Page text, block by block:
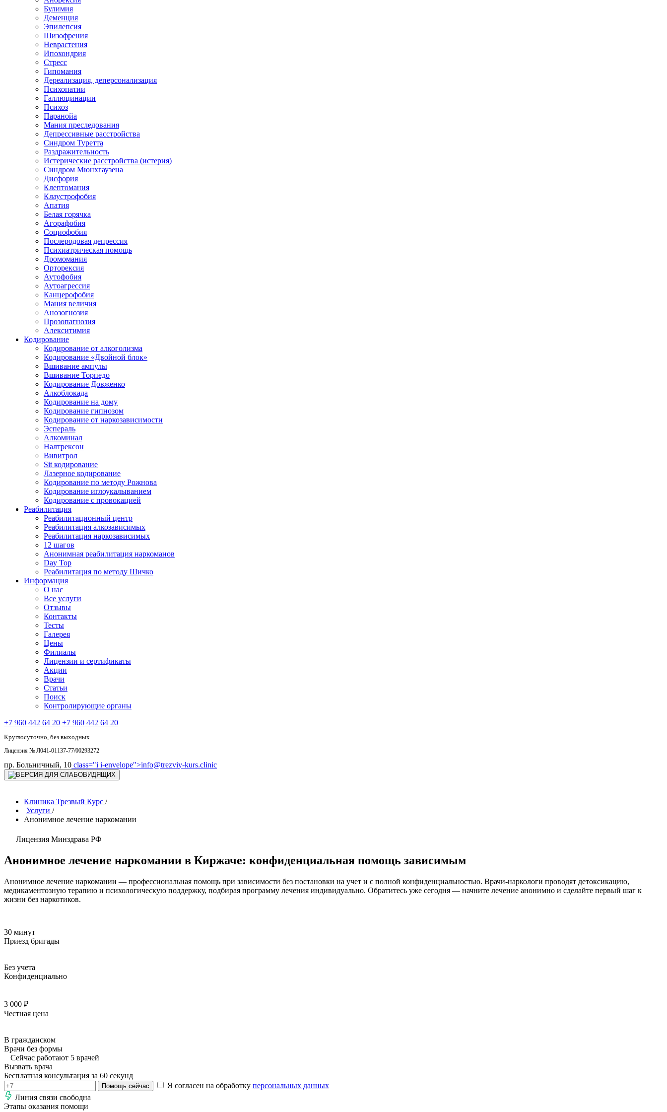
Булимия
Деменция
Эпилепсия
Шизофрения
Неврастения
Ипохондрия
Стресс
Гипомания
Дереализация, деперсонализация
Психопатии
Галлюцинации
Психоз
Паранойа
Мания преследования
Депрессивные расстройства
Синдром Туретта
Раздражительность
Истерические расстройства (истерия)
Синдром Мюнхгаузена
Дисфория
Клептомания
Клаустрофобия
Апатия
Белая горячка
Агорафобия
Социофобия
Послеродовая депрессия
Психиатрическая помощь
Дромомания
Орторексия
Аутофобия
Аутоагрессия
Канцерофобия
Мания величия
Анозогнозия
Прозопагнозия
Алекситимия
Кодирование
Кодирование от алкоголизма
Кодирование «Двойной блок»
Вшивание ампулы
Вшивание Торпедо
Кодирование Довженко
Алкоблокада
Кодирование на дому
Кодирование гипнозом
Кодирование от наркозависимости
Эспераль
Алкоминал
Налтрексон
Вивитрол
Sit кодирование
Лазерное кодирование
Кодирование по методу Рожнова
Кодирование иглоукалыванием
Кодирование с провокацией
Реабилитация
Реабилитационный центр
Реабилитация алкозависимых
Реабилитация наркозависимых
12 шагов
Анонимная реабилитация наркоманов
Day Top
Реабилитация по методу Шичко
Информация
О нас
Все услуги
Отзывы
Контакты
Тесты
Галерея
Цены
Филиалы
Лицензии и сертификаты
Акции
Врачи
Статьи
Поиск
Контролирующие органы
+7 960 442 64 20 +7 960 442 64 20
Круглосуточно, без выходных
Лицензия № Л041-01137-77/00293272
пр. Больничный, 10 class="i i-envelope">info@trezviy-kurs.clinic
Клиника Трезвый Курс /
Услуги /
Анонимное лечение наркомании
Лицензия Минздрава РФ
Анонимное лечение наркомании в Киржаче: конфиденциальная помощь зависимым
Анонимное лечение наркомании — профессиональная помощь при зависимости без постановки на учет и с полной конфиденциальностью. Врачи-наркологи проводят детоксикацию,
медикаментозную терапию и психологическую поддержку, подбирая программу лечения индивидуально. Обратитесь уже сегодня — начните лечение анонимно и сделайте первый шаг к
жизни без наркотиков.
30 минут
Приезд бригады
Без учета
Конфиденциально
3 000 ₽
Честная цена
В гражданском
Врачи без формы
Сейчас работают 5 врачей
Вызвать врача
Бесплатная консультация за 60 секунд
Помощь сейчас Я согласен на обработку персональных данных
Линия связи свободна
Этапы оказания помощи